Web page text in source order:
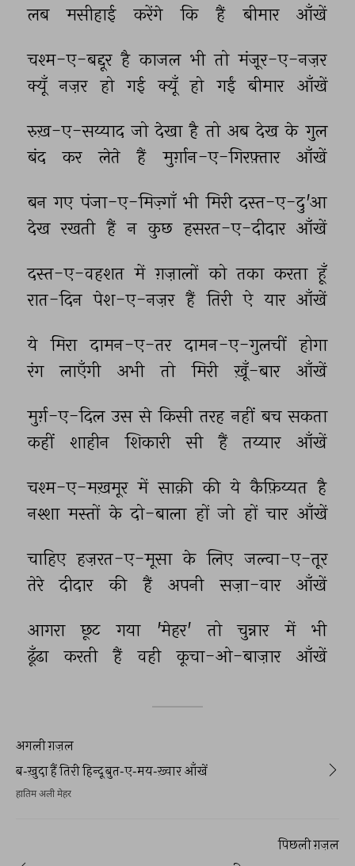
लब
मसीहाई करेंगे कि हैं बीमार आँखें
चश्म-ए-बद्दूर है काजल भी तो मंज़ूर-ए-नज़र
क्यूँ नज़र हो गई क्यूँ हो गईं बीमार आँखें
रुख़-ए-सय्याद जो देखा है तो अब देख के गुल
बंद
कर लेते हैं मुर्ग़ान-ए-गिरफ़्तार आँखें
बन गए पंजा-ए-मिज़्गाँ भी मिरी दस्त-ए-दु'आ
देख रखती हैं न कुछ हसरत-ए-दीदार आँखें
दस्त-ए-वहशत में ग़ज़ालों को तका करता हूँ
रात-दिन पेश-ए-नज़र हैं तिरी ऐ यार आँखें
ये मिरा दामन-ए-तर दामन-ए-गुलचीं होगा
रंग
लाएँगी अभी तो मिरी ख़ूँ-बार आँखें
मुर्ग़-ए-दिल उस से किसी तरह नहीं बच सकता
कहीं
शाहीन शिकारी सी हैं तय्यार आँखें
चश्म-ए-मख़मूर में साक़ी की ये कैफ़िय्यत है
नश्शा मस्तों के दो-बाला हों जो हों चार आँखें
चाहिए हज़रत-ए-मूसा के लिए जल्वा-ए-तूर
तेरे
दीदार की हैं अपनी सज़ा-वार आँखें
आगरा छूट गया 'मेहर' तो चुन्नार में
भी
ढूँढा
करती हैं वही कूचा-ओ-बाज़ार आँखें
अगली ग़ज़ल
ब-ख़ुदा हैं तिरी हिन्दू बुत-ए-मय-ख़्वार आँखें
हातिम अली मेहर
पिछली ग़ज़ल